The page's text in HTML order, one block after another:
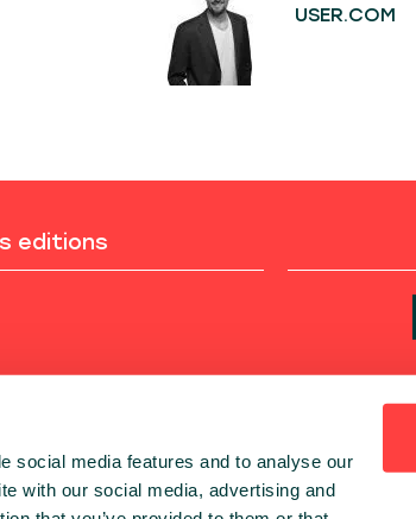
social media features and to analyse our
with our social media, advertising and
USER.COM
editions